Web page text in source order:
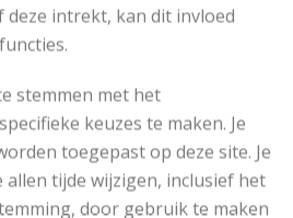
intrekt, kan dit invloed
stemmen met het
keuzes te maken. Je
toegepast op deze site. Je
tijde wijzigen, inclusief het
door gebruik te maken
COLSJAAL IN RIJSTEKORRELSTEEK BREIEN VOOR VROUWEN